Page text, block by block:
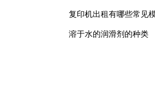
复印机出租有哪些常见
溶于水的润滑剂的种类